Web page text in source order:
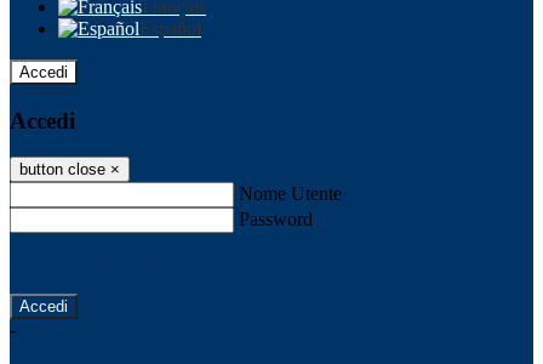
Français
Español
Accedi
Accedi
button close ×
Nome Utente
Password
-